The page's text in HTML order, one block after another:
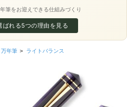
筆をお迎えできる仕組みづくり
ばれる5つの理由を見る
万年筆 > ライトバランス